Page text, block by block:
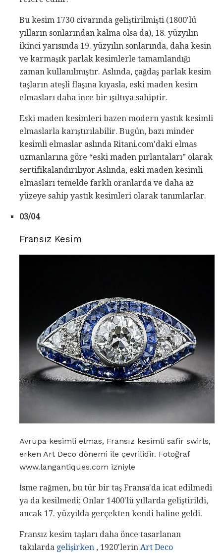
Bu kesim 1730 civarında geliştirilmişti (1800'lü
yılların sonlarından kalma olsa da), 18. yüzyılın
ikinci yarısında 19. yüzyılın sonlarında, daha kesin
ve karmaşık parlak kesimlerle tamamlandığı
zaman kullanılmıştır. Aslında, çağdaş parlak kesim
taşların ateşli flaşına kıyasla, eski maden kesim
elmasları daha ince bir ışıltıya sahiptir.
Eski maden kesimleri bazen modern yastık kesimli
elmaslarla karıştırılabilir. Bugün, bazı minder
kesimli elmaslar aslında Ritani.com'daki elmas
uzmanlarına göre “eski maden pırlantaları” olarak
sertifikalandırılıyor.Aslında, eski maden kesimli
elmasları temelde farklı oranlarda ve daha az
yüzeye sahip yastık kesimleri olarak tanımlarlar.
03/04
Fransız Kesim
Avrupa kesimli elmas, Fransız kesimli safir swirls,
erken Art Deco dönemi ile çevrilidir. Fotoğraf
www.langantiques.com izniyle
İsme rağmen, bu tür bir taş Fransa'da icat edilmedi
ya da kesilmedi; Onlar 1400'lü yıllarda geliştirildi,
ancak 17. yüzyılda gerçekten kendi haline geldi.
Fransız kesim taşları daha önce tasarlanan
takılarda gelişirken , 1920'lerin Art Deco